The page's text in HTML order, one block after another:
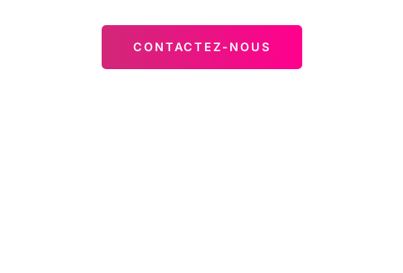
CONTACTEZ-NOUS